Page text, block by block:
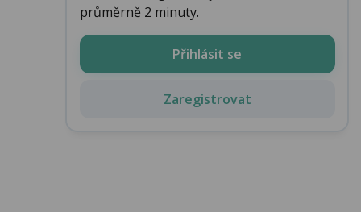
průměrně 2 minuty.
Přihlásit se
Zaregistrovat